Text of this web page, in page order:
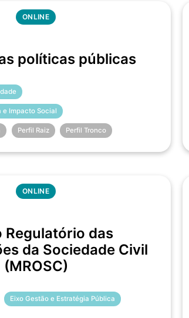
ONLINE
políticas públicas
e Impacto Social
Perfil Raiz Perfil Tronco
ONLINE
Regulatório das
da Sociedade Civil
(MROSC)
Eixo Gestão e Estratégia Pública